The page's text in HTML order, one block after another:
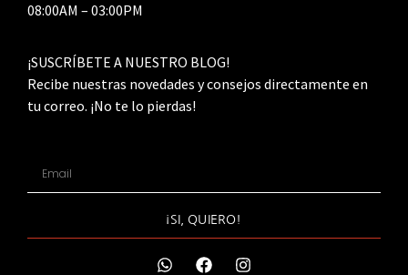
08:00AM – 03:00PM
¡SUSCRÍBETE A NUESTRO BLOG!
Recibe nuestras novedades y consejos directamente en
tu correo. ¡No te lo pierdas!
¡SI, QUIERO!